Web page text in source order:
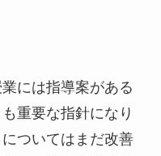
には指導案がある
重要な指針になり
ついてはまだ改善